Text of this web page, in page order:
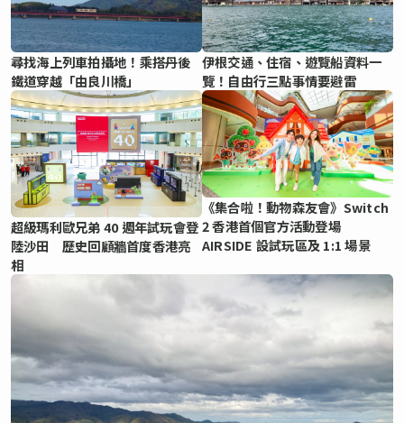
尋找海上列車拍攝地！乘搭丹後
鐵道穿越「由良川橋」
伊根交通、住宿、遊覽船資料一
覽！自由行三點事情要避雷
超級瑪利歐兄弟 40 週年試玩會登
陸沙田 歷史回顧牆首度香港亮
相
《集合啦！動物森友會》Switch
2 香港首個官方活動登場
AIRSIDE 設試玩區及 1:1 場景